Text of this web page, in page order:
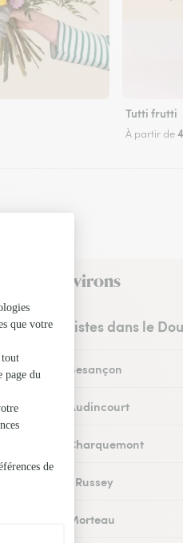
Tutti frutti
À partir de
ses environs
Les fleuristes dans le
Fleuristes à Besançon
Fleuristes à Audincourt
Fleuristes à Charquemont
Fleuristes au Russey
Fleuristes à Morteau